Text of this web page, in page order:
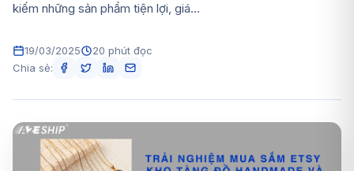
kiếm những sản phẩm tiện lợi, giá...
19/03/2025
20 phút đọc
Chia sẻ: